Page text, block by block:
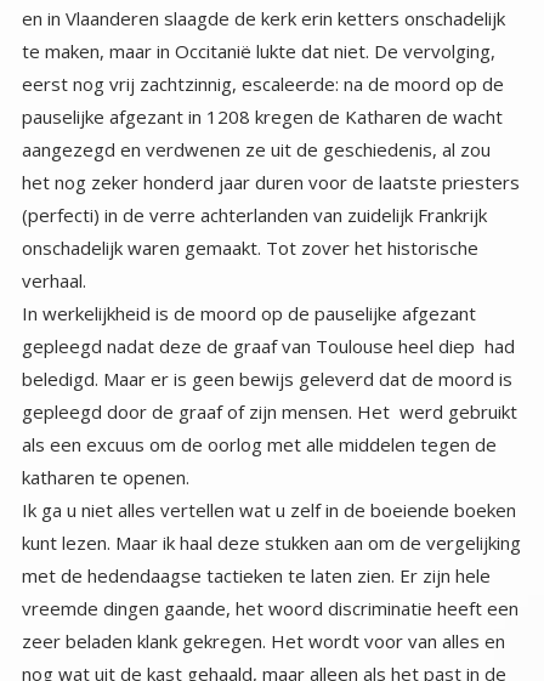
verhaal.
In werkelijkheid is de moord op de pauselijke afgezant
gepleegd nadat deze de graaf van Toulouse heel diep had
beledigd. Maar er is geen bewijs geleverd dat de moord is
gepleegd door de graaf of zijn mensen. Het werd gebruikt
als een excuus om de oorlog met alle middelen tegen de
katharen te openen.
Ik ga u niet alles vertellen wat u zelf in de boeiende boeken
kunt lezen. Maar ik haal deze stukken aan om de vergelijking
met de hedendaagse tactieken te laten zien. Er zijn hele
vreemde dingen gaande, het woord discriminatie heeft een
zeer beladen klank gekregen. Het wordt voor van alles en
nog wat uit de kast gehaald, maar alleen als het past in de